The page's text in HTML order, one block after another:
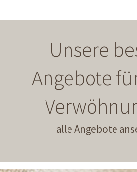
Unsere
Angebote
alle Angebote